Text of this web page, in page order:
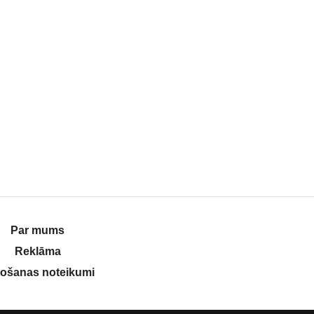
Par mums
Reklāma
noteikumi